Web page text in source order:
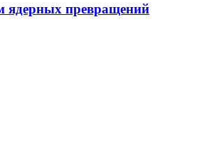
ядерных превращений